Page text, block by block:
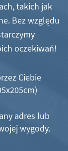
takich jak
Bez względu
oczekiwań!
Ciebie
adres lub
wygody.